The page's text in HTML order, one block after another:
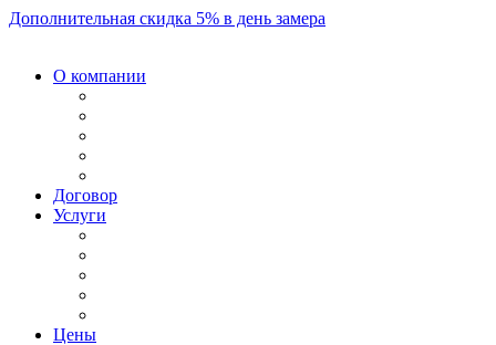
Дополнительная скидка 5% в день замера
О компании
Договор
Услуги
Цены